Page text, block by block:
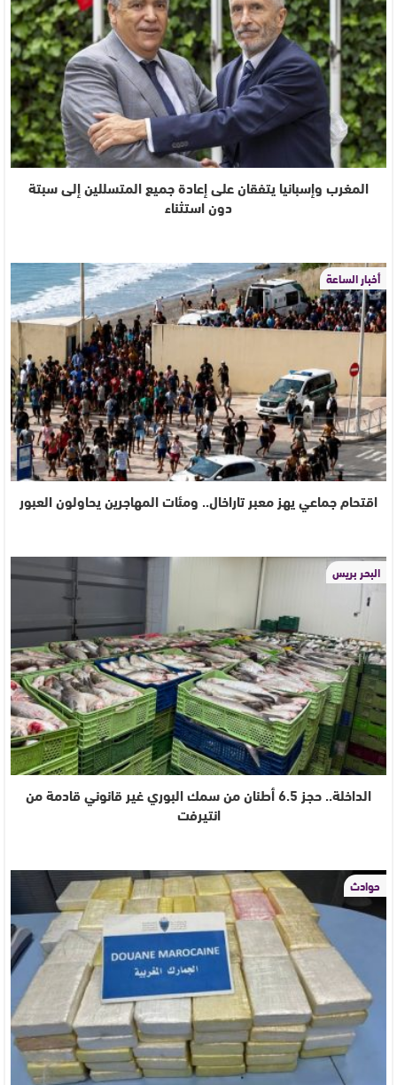
المغرب وإسبانيا يتفقان على إعادة جميع المتسللين إلى سبتة
دون استثناء
أخبار الساعة
اقتحام جماعي يهز معبر تاراخال.. ومئات المهاجرين يحاولون العبور
البحر بريس
الداخلة.. حجز 6.5 أطنان من سمك البوري غير قانوني قادمة من
انتيرفت
حوادث